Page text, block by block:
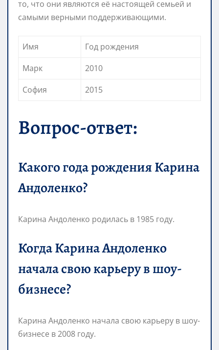
то, что они являются её настоящей семьей и
самыми верными поддерживающими.
Имя
Год рождения
Марк
2010
София
2015
Вопрос-ответ:
Какого года рождения Карина
Андоленко?
Карина Андоленко родилась в 1985 году.
Когда Карина Андоленко
начала свою карьеру в шоу-
бизнесе?
Карина Андоленко начала свою карьеру в шоу-
бизнесе в 2008 году.